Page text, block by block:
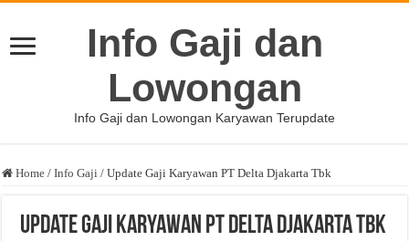
Info Gaji dan
Lowongan
Info Gaji dan Lowongan Karyawan Terupdate
Home / Info Gaji / Update Gaji Karyawan PT Delta Djakarta Tbk
Update Gaji Karyawan PT Delta Djakarta Tbk